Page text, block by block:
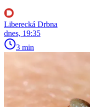
Liberecká Drbna
dnes, 19:35
3 min